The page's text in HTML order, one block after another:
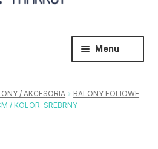
Menu
menu
/ AKCESORIA
BALONY FOLIOWE
/ KOLOR: SREBRNY